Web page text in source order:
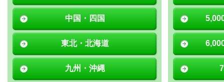
中国・四国
東北・北海道
九州・沖縄